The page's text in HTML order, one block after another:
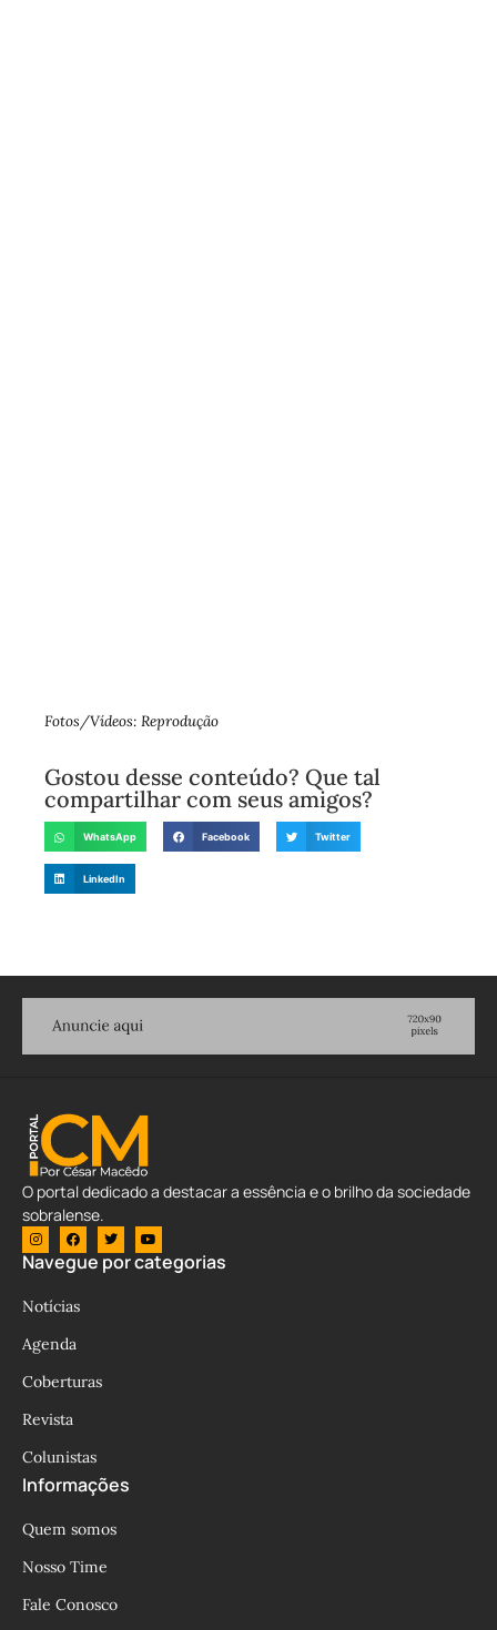
Fotos/Vídeos: Reprodução
Gostou desse conteúdo? Que tal
compartilhar com seus amigos?
WhatsApp Facebook Twitter
LinkedIn
O portal dedicado a destacar a essência e o brilho da sociedade
sobralense.
Navegue por categorias
Notícias
Agenda
Coberturas
Revista
Colunistas
Informações
Quem somos
Nosso Time
Fale Conosco